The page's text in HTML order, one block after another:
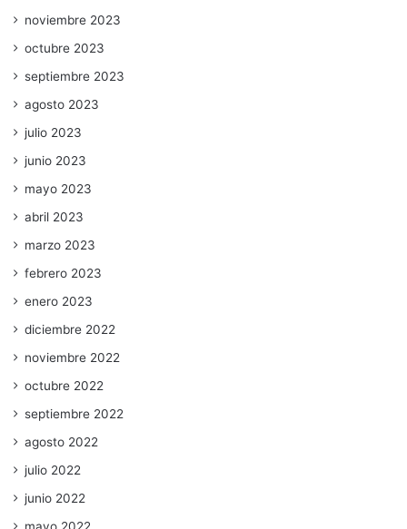
noviembre 2023
octubre 2023
septiembre 2023
agosto 2023
julio 2023
junio 2023
mayo 2023
abril 2023
marzo 2023
febrero 2023
enero 2023
diciembre 2022
noviembre 2022
octubre 2022
septiembre 2022
agosto 2022
julio 2022
junio 2022
mayo 2022